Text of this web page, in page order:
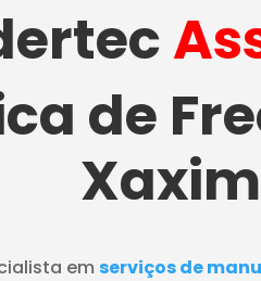
de
Xaxim
em serviços de